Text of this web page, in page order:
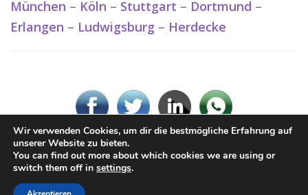
München – Köln – Stuttgart – Dortmund –
Erlangen – Ludwigsburg – Herdecke
© www-Yoga.de
Impressum / Datenschutz
Wir verwenden Cookies, um dir die bestmögliche Erfahrung auf
unserer Website zu bieten.
You can find out more about which cookies we are using or
switch them off in settings.